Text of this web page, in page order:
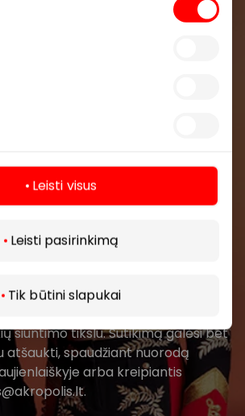
Leisti visus
Leisti pasirinkimą
Tik būtini slapukai
informaciją iš AKROPOLIS
naujienas. Dėl to AKROPOLIS
siuntimo tikslu. Sutikimą galėsi bet
atšaukti, spaudžiant nuorodą
arba kreipiantis
Daugiau